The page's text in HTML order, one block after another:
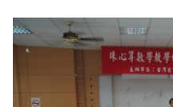
長、教育局高瑞明科長、吳益
會場嘉獎勉勵，全體工作人員、
數學學會亦也捐贈三萬元給高